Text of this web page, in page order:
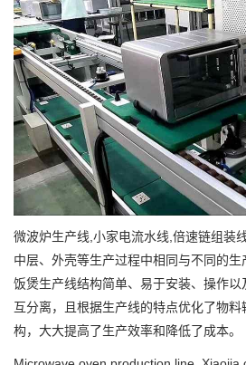
微波炉生产线,小家电流水线,倍速链组装
中层、外壳等生产过程中相同与不同的
饭煲生产线结构简单、易于安装、操作以
互分离，且根据生产线的特点优化了物
构，大大提高了生产效率和降低了成本。